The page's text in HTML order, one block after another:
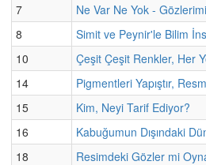
7
Ne Var Ne Yok -
8
Simit ve Peynir'le Bilim
10
Çeşit Çeşit Renkler, Her
14
Pigmentleri Yapıştır,
15
Kim, Neyi Tarif Ediyor?
16
Kabuğumun Dışındaki
18
Resimdeki Gözler mi